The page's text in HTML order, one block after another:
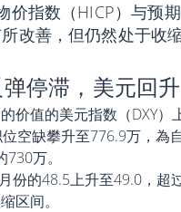
指数（HICP）与预
改善，但仍然处于收缩
停滞，美元回升
值的美元指数（DXY）
空缺攀升至776.9万，為
万。
份的48.5上升至49.0，超
区间。